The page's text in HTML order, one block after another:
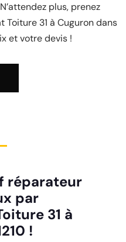
plus, prenez
31 à Cuguron dans
et votre devis !
réparateur
par
31 à
!